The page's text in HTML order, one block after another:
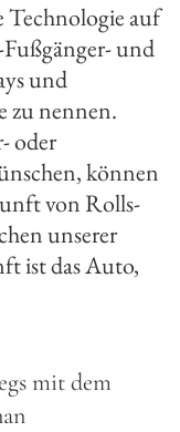
Technologie auf
und
und
zu nennen.
oder
können
von Rolls-
unserer
ist das Auto,
mit dem